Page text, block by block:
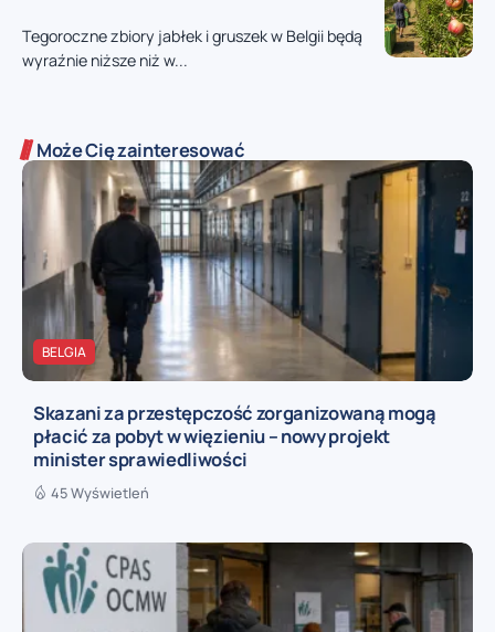
Tegoroczne zbiory jabłek i gruszek w Belgii będą
wyraźnie niższe niż w...
Może Cię zainteresować
BELGIA
Skazani za przestępczość zorganizowaną mogą
płacić za pobyt w więzieniu – nowy projekt
minister sprawiedliwości
45 Wyświetleń